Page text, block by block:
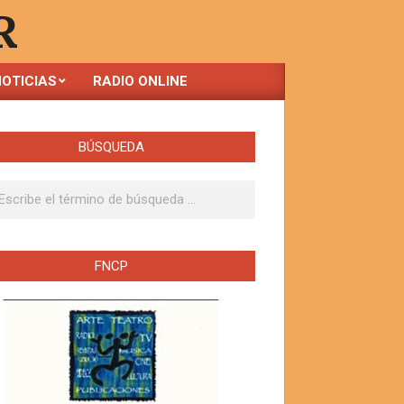
RADIO ONLINE
BÚSQUEDA
FNCP